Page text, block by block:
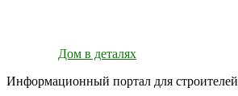
Дом в деталях
Информационный портал для строителей